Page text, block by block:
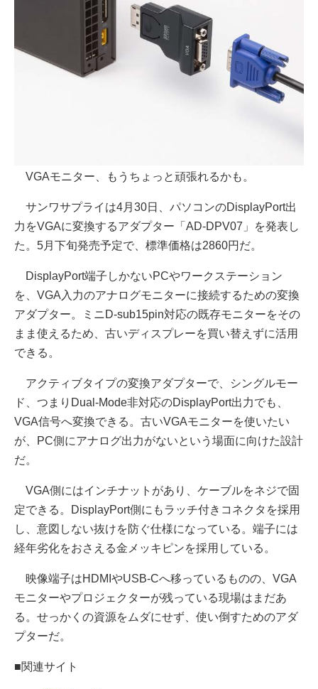
VGAモニター、もうちょっと頑張れるかも。
サンワサプライは4月30日、パソコンのDisplayPort出
力をVGAに変換するアダプター「AD-DPV07」を発表し
た。5月下旬発売予定で、標準価格は2860円だ。
DisplayPort端子しかないPCやワークステーション
を、VGA入力のアナログモニターに接続するための変換
アダプター。ミニD-sub15pin対応の既存モニターをその
まま使えるため、古いディスプレーを買い替えずに活用
できる。
アクティブタイプの変換アダプターで、シングルモー
ド、つまりDual-Mode非対応のDisplayPort出力でも、
VGA信号へ変換できる。古いVGAモニターを使いたい
が、PC側にアナログ出力がないという場面に向けた設計
だ。
VGA側にはインチナットがあり、ケーブルをネジで固
定できる。DisplayPort側にもラッチ付きコネクタを採用
し、意図しない抜けを防ぐ仕様になっている。端子には
経年劣化をおさえる金メッキピンを採用している。
映像端子はHDMIやUSB-Cへ移っているものの、VGA
モニターやプロジェクターが残っている現場はまだあ
る。せっかくの資源をムダにせず、使い倒すためのアダ
プターだ。
■関連サイト